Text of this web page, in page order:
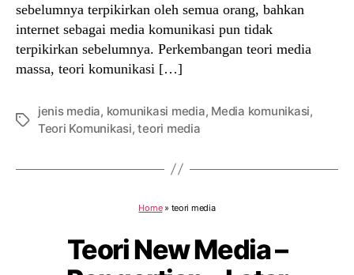
sebelumnya terpikirkan oleh semua orang, bahkan
internet sebagai media komunikasi pun tidak
terpikirkan sebelumnya. Perkembangan teori media
massa, teori komunikasi […]
Tags
jenis media, komunikasi media, Media komunikasi,
Teori Komunikasi,teori media
Home» teori media
Teori New Media –